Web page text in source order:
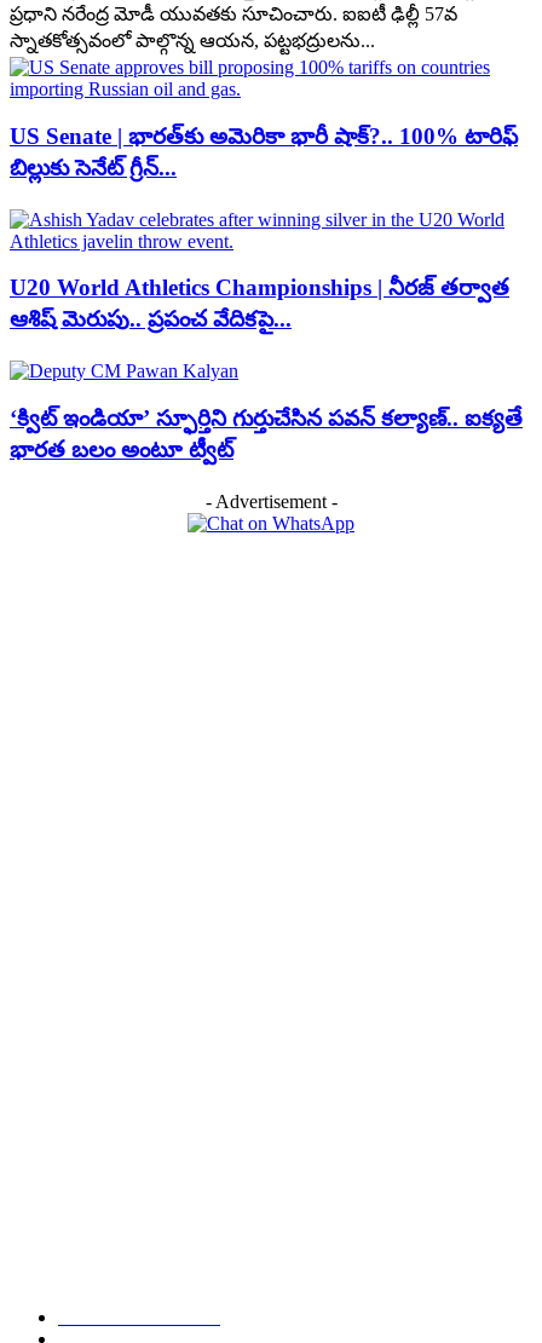
ప్రధాని నరేంద్ర మోడీ యువతకు సూచించారు. ఐఐటీ ఢిల్లీ 57వ
స్నాతకోత్సవంలో పాల్గొన్న ఆయన, పట్టభద్రులను...
US Senate | భారత్‌కు అమెరికా భారీ షాక్?.. 100% టారిఫ్
బిల్లుకు సెనేట్ గ్రీన్...
U20 World Athletics Championships | నీరజ్ తర్వాత
ఆశిష్ మెరుపు.. ప్రపంచ వేదికపై...
‘క్విట్ ఇండియా’ స్ఫూర్తిని గుర్తుచేసిన పవన్ కల్యాణ్.. ఐక్యతే
భారత బలం అంటూ ట్వీట్
- Advertisement -